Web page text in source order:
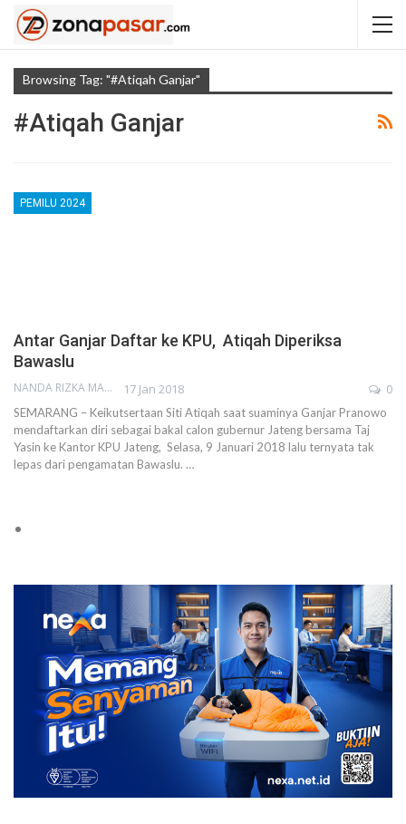
Browsing Tag: "#atiqah Ganjar"
#atiqah Ganjar
PEMILU 2024
Antar Ganjar Daftar ke KPU, Atiqah Diperiksa
Bawaslu
NANDA RIZKA MAHENDRA 17 Jan 2018 0
SEMARANG – Keikutsertaan Siti Atiqah saat suaminya Ganjar Pranowo
mendaftarkan diri sebagai bakal calon gubernur Jateng bersama Taj
Yasin ke Kantor KPU Jateng, Selasa, 9 Januari 2018 lalu ternyata tak
lepas dari pengamatan Bawaslu. …